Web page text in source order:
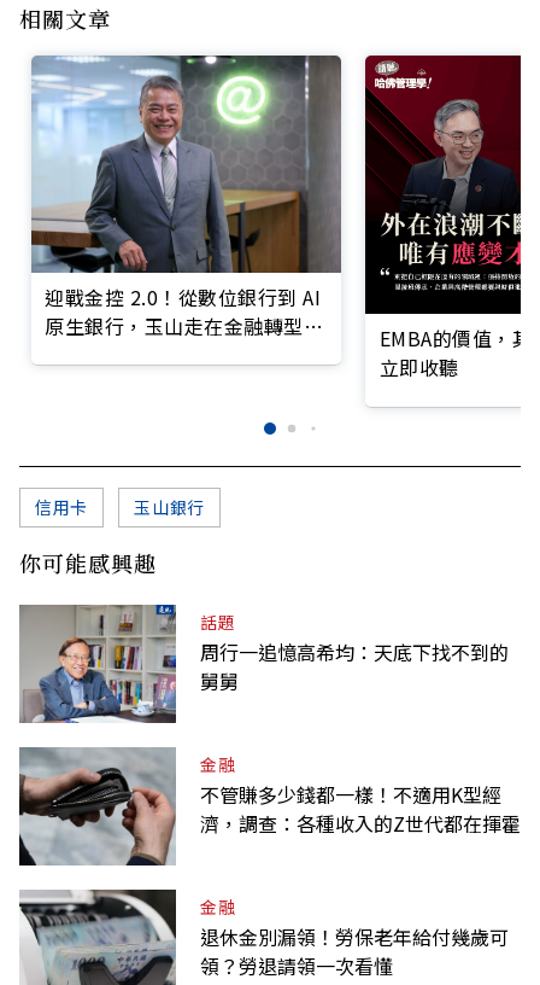
相關文章
迎戰金控 2.0！從數位銀行到 AI
原生銀行，玉山走在金融轉型最
EMBA的價值，
立即收聽
信用卡 玉山銀行
你可能感興趣
話題
周行一追憶高希均：天底下找不到的
舅舅
金融
不管賺多少錢都一樣！不適用K型經
濟，調查：各種收入的Z世代都在揮霍
金融
退休金別漏領！勞保老年給付幾歲可
領？勞退請領一次看懂